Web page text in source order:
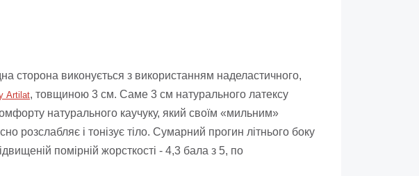
сторона виконується з використанням наделастичного,
Artilat, товщиною 3 см. Саме 3 см натурального латексу
натурального каучуку, який своїм «мильним»
розслабляє і тонізує тіло. Сумарний прогин літнього боку
помірній жорсткості - 4,3 бала з 5, по